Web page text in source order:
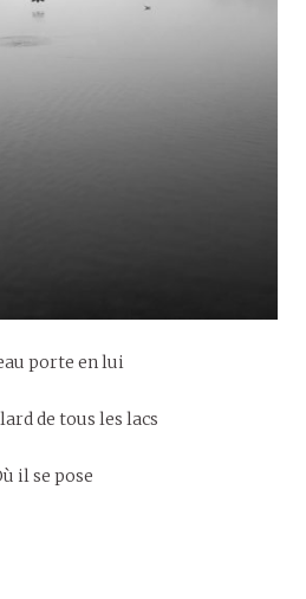
porte en lui
de tous les lacs
il se pose